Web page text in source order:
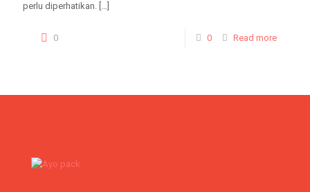
perlu diperhatikan. […]
0 0 Read more